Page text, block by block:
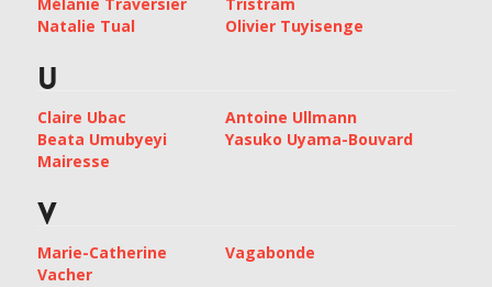
Natalie Tual
Olivier Tuyisenge
U
Claire Ubac
Antoine Ullmann
Beata Umubyeyi
Mairesse
Yasuko Uyama-Bouvard
V
Marie-Catherine
Vacher
Vagabonde